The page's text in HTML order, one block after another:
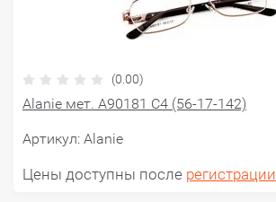
(0.00)
Alanie мет. A90181 C4 (56-17-142)
Артикул: Alanie
Цены доступны после регистрации